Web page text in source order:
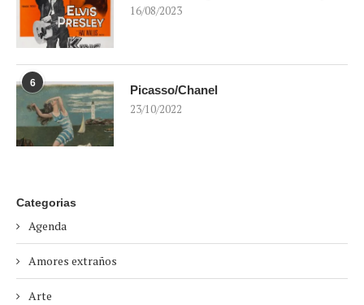
16/08/2023
6
Picasso/Chanel
23/10/2022
Categorias
Agenda
Amores extraños
Arte